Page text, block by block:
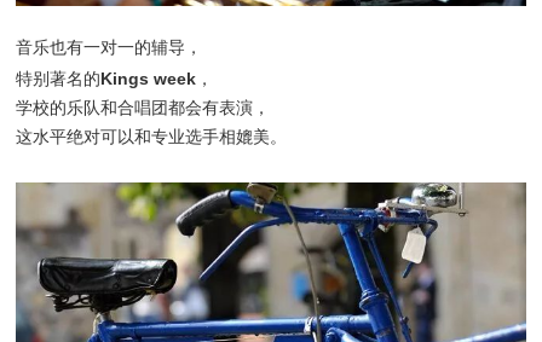
音乐也有一对一的辅导，
特别著名的Kings week ，
学校的乐队和合唱团都会有表演，
这水平绝对可以和专业选手相媲美。